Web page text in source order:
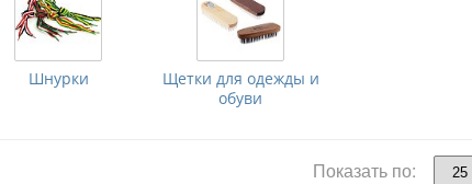
Шнурки
Щетки для одежды и
обуви
Показать по: